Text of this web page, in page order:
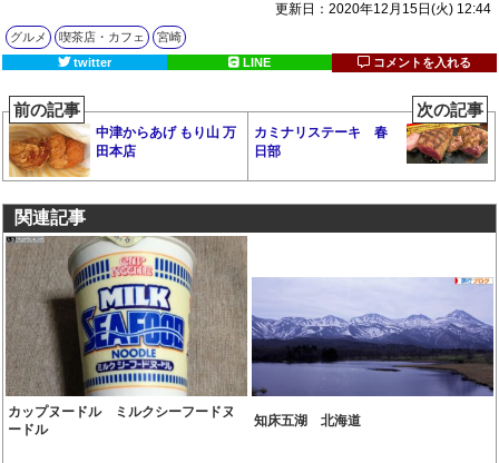
更新日：2020年12月15日(火) 12:44
グルメ 喫茶店・カフェ
宮崎
twitter
LINE コメントを入れる
前の記事
中津からあげ もり山 万
田本店
次の記事
カミナリステーキ 春
日部
関連記事
カップヌードル ミルクシーフードヌ
ードル
知床五湖 北海道